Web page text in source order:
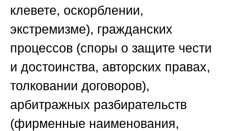
клевете, оскорблении,
экстремизме), гражданских
процессов (споры о защите чести
и достоинства, авторских правах,
толковании договоров),
арбитражных разбирательств
(фирменные наименования,